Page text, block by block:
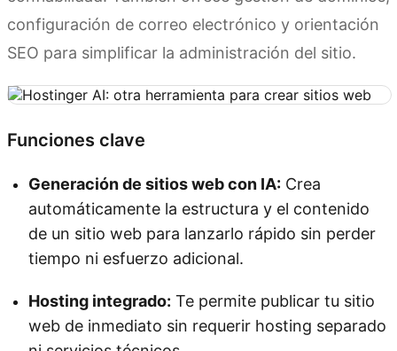
configuración de correo electrónico y orientación
SEO para simplificar la administración del sitio.
Funciones clave
Generación de sitios web con IA: Crea
automáticamente la estructura y el contenido
de un sitio web para lanzarlo rápido sin perder
tiempo ni esfuerzo adicional.
Hosting integrado: Te permite publicar tu sitio
web de inmediato sin requerir hosting separado